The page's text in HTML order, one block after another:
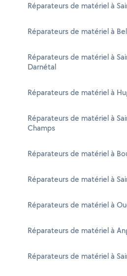
Réparateurs de matériel à
Réparateurs de matériel à
Réparateurs de matériel à
Darnétal
Réparateurs de matériel à
Réparateurs de matériel à
Champs
Réparateurs de matériel à
Réparateurs de matériel à
Réparateurs de matériel à
Réparateurs de matériel à
Réparateurs de matériel à